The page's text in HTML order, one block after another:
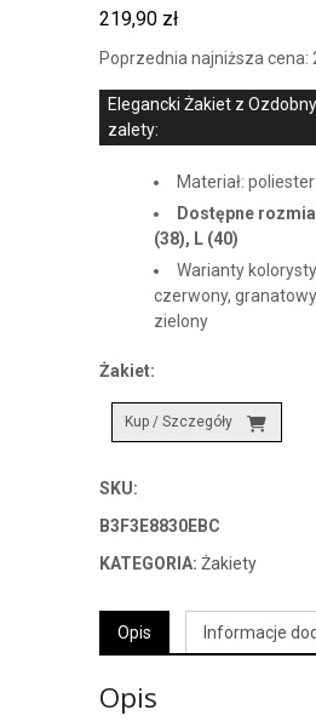
219,90 zł
Poprzednia najniższa cena:
Elegancki Żakiet z
zalety:
Materiał:
Dostępne
(38), L (40)
Warianty
czerwony,
zielony
Żakiet:
Kup / Szczegóły
SKU:
B3F3E8830EBC
KATEGORIA: Żakiety
Opis Informacje
Opis